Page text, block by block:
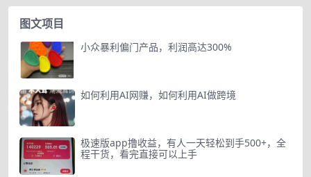
图文项目
小众暴利偏门产品，利润高达300%
如何利用AI网赚，如何利用AI做跨境
极速版app撸收益，有人一天轻松到手500+，全
程干货，看完直接可以上手